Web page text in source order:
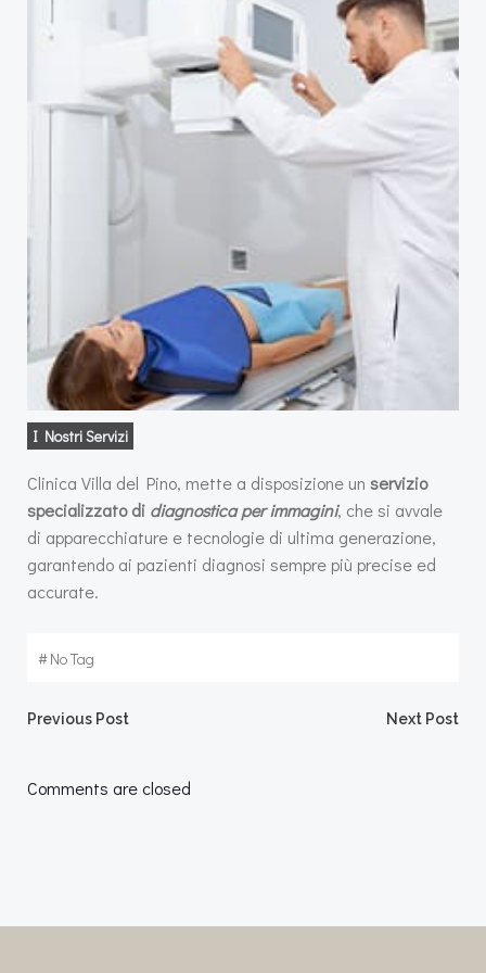
I Nostri Servizi
Clinica Villa del Pino, mette a disposizione un servizio
specializzato di diagnostica per immagini, che si avvale
di apparecchiature e tecnologie di ultima generazione,
garantendo ai pazienti diagnosi sempre più precise ed
accurate.
#No Tag
Post
navigation
Previous Post Next Post
Comments are closed